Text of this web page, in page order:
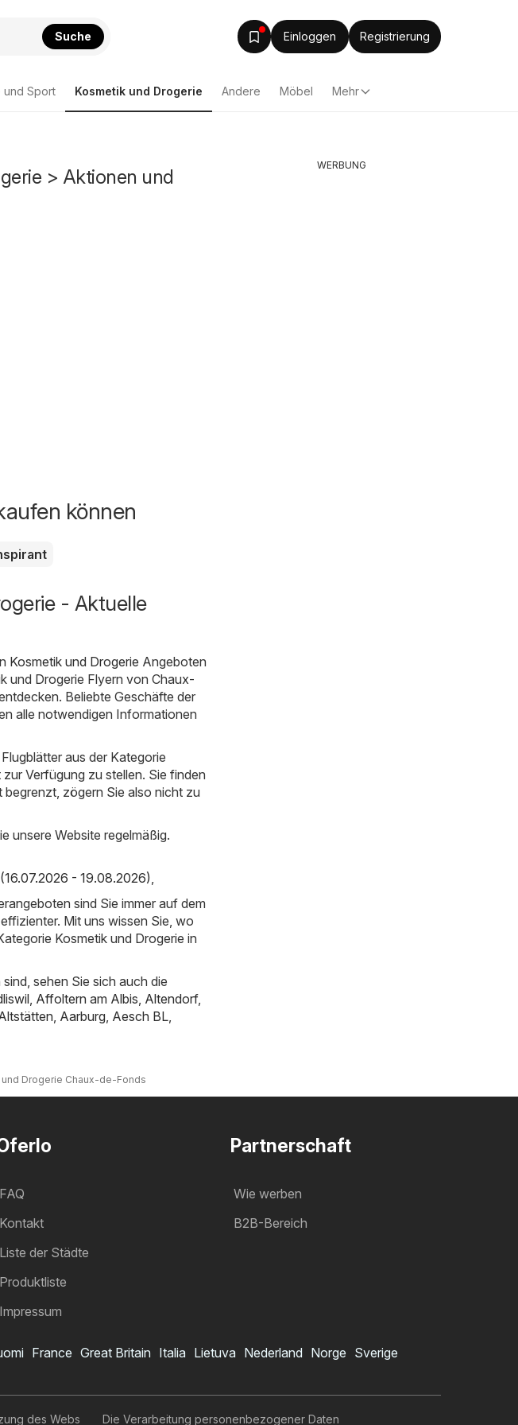
Suche Einloggen Registrierung
und Sport Kosmetik und Drogerie Andere Möbel Mehr
> Aktionen und
können
- Aktuelle
Kosmetik und Drogerie Angeboten
und Drogerie Flyern von Chaux-
Beliebte Geschäfte der
alle notwendigen Informationen
aus der Kategorie
Verfügung zu stellen. Sie finden
begrenzt, zögern Sie also nicht zu
unsere Website regelmäßig.
- 19.08.2026)
sind Sie immer auf dem
Mit uns wissen Sie, wo
Kosmetik und Drogerie in
sehen Sie sich auch die
Affoltern am Albis Altendorf,
Aarburg Aesch BL
Drogerie Chaux-de-Fonds
WERBUNG
FAQ
Kontakt
Liste der Städte
Produktliste
Impressum
Partnerschaft
Wie werben
B2B-Bereich
France Great Britain Italia Lietuva Nederland Norge Sverige
des Webs Die Verarbeitung personenbezogener Daten